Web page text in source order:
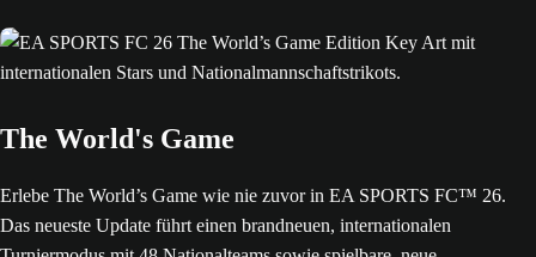
The World's Game
Erlebe The World’s Game wie nie zuvor in EA SPORTS FC™ 26.
Das neueste Update führt einen brandneuen, internationalen